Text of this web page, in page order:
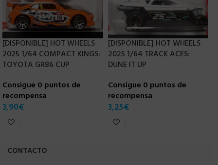
[DISPONIBLE] HOT WHEELS
2025 1/64 COMPACT KINGS:
TOYOTA GR86 CUP
Consigue 0 puntos de
recompensa
3,90€
[DISPONIBLE] HOT WHEELS
2025 1/64 TRACK ACES:
DUNE IT UP
Consigue 0 puntos de
recompensa
3,25€
CONTACTO